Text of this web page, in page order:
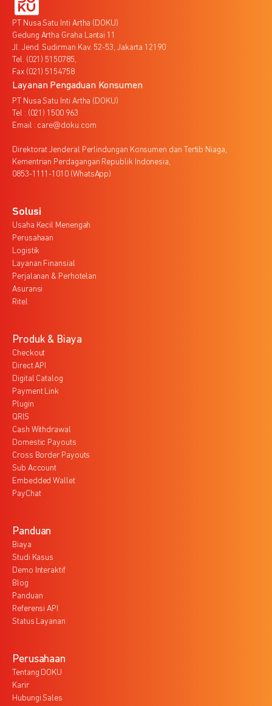
PT Nusa Satu Inti Artha (DOKU)
Gedung Artha Graha Lantai 11
Jl. Jend. Sudirman Kav. 52-53, Jakarta 12190
Tel. (021) 5150785,
Fax (021) 5154758
Layanan Pengaduan Konsumen
PT Nusa Satu Inti Artha (DOKU)
Tel : (021) 1500 963
Email : care@doku.com
Direktorat Jenderal Perlindungan Konsumen dan Tertib Niaga,
Kementrian Perdagangan Republik Indonesia,
0853-1111-1010 (WhatsApp)
Solusi
Usaha Kecil Menengah
Perusahaan
Logistik
Layanan Finansial
Perjalanan & Perhotelan
Asuransi
Ritel
Produk & Biaya
Checkout
Direct API
Digital Catalog
Payment Link
Plugin
QRIS
Cash Withdrawal
Domestic Payouts
Cross Border Payouts
Sub Account
Embedded Wallet
PayChat
Panduan
Biaya
Studi Kasus
Demo Interaktif
Blog
Panduan
Referensi API
Status Layanan
Perusahaan
Tentang DOKU
Karir
Hubungi Sales